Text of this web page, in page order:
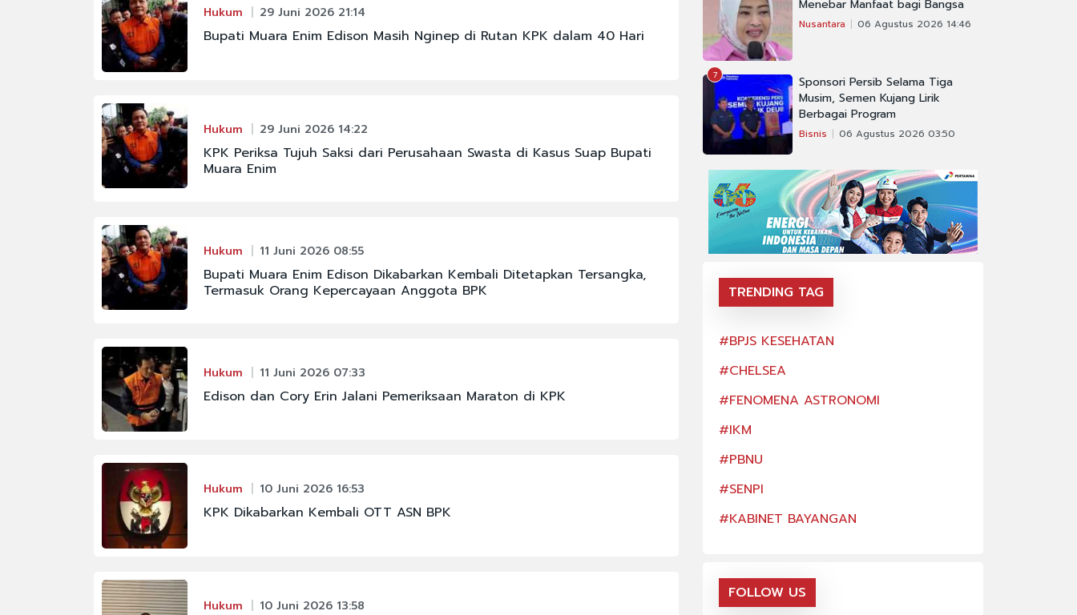
Hukum 29 Juni 2026 21:14
Bupati Muara Enim Edison Masih Nginep di Rutan KPK dalam 40 Hari
Hukum 29 Juni 2026 14:22
KPK Periksa Tujuh Saksi dari Perusahaan Swasta di Kasus Suap Bupati
Muara Enim
Hukum 11 Juni 2026 08:55
Bupati Muara Enim Edison Dikabarkan Kembali Ditetapkan Tersangka,
Termasuk Orang Kepercayaan Anggota BPK
Hukum 11 Juni 2026 07:33
Edison dan Cory Erin Jalani Pemeriksaan Maraton di KPK
Hukum 10 Juni 2026 16:53
KPK Dikabarkan Kembali OTT ASN BPK
Hukum 10 Juni 2026 13:58
Menebar Manfaat bagi Bangsa
Nusantara 06 Agustus 2026 14:46
7
Sponsori Persib Selama Tiga
Musim, Semen Kujang Lirik
Berbagai Program
Bisnis 06 Agustus 2026 03:50
TRENDING TAG
#CHELSEA
#FENOMENA ASTRONOMI
#SENPI
#KABINET BAYANGAN
#FENOMENA ASTRONOMI
#BPJS KESEHATAN
#CHELSEA
#FENOMENA ASTRONOMI
#IKM
#PBNU
#SENPI
#KABINET BAYANGAN
FOLLOW US